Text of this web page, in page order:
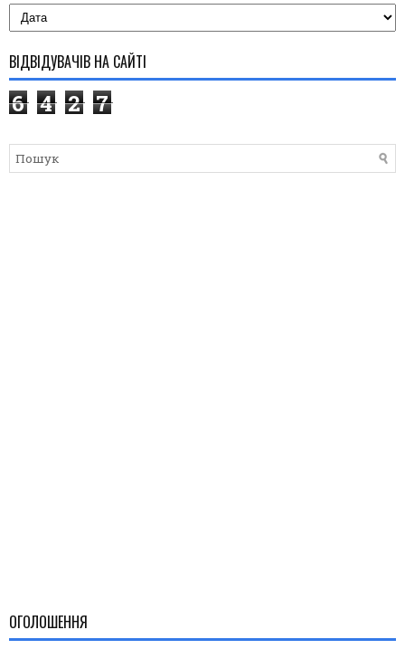
ВІДВІДУВАЧІВ НА САЙТІ
6 4 2 7
ОГОЛОШЕННЯ